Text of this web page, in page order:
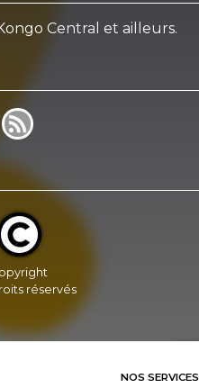
Central et ailleurs.
réservés
NOS SERVICES